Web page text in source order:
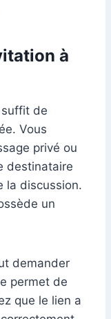
à
de
Vous
privé ou
destinataire
la discussion.
un
demander
permet de
que le lien a